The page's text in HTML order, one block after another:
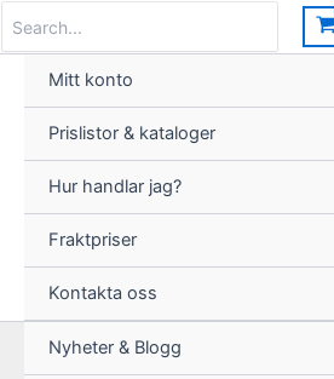
innehåll
for:
Mitt konto
Prislistor & kataloger
Hur handlar jag?
Fraktpriser
Kontakta oss
Nyheter & Blogg